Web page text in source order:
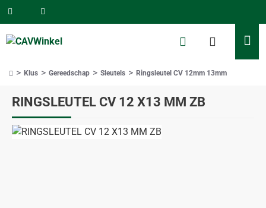
RINGSLEUTEL CV 12 X13 MM ZB
Klus Gereedschap Sleutels Ringsleutel CV 12mm 13mm